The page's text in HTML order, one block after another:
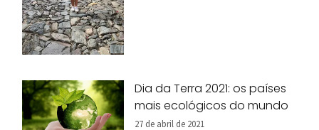
Dia da Terra 2021: os países
mais ecológicos do mundo
27 de abril de 2021